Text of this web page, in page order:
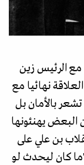
مع الرئيس زين
نهائيا مع
بالأمان بل
يهنئونها
بن علي على
كان ليحدث لو